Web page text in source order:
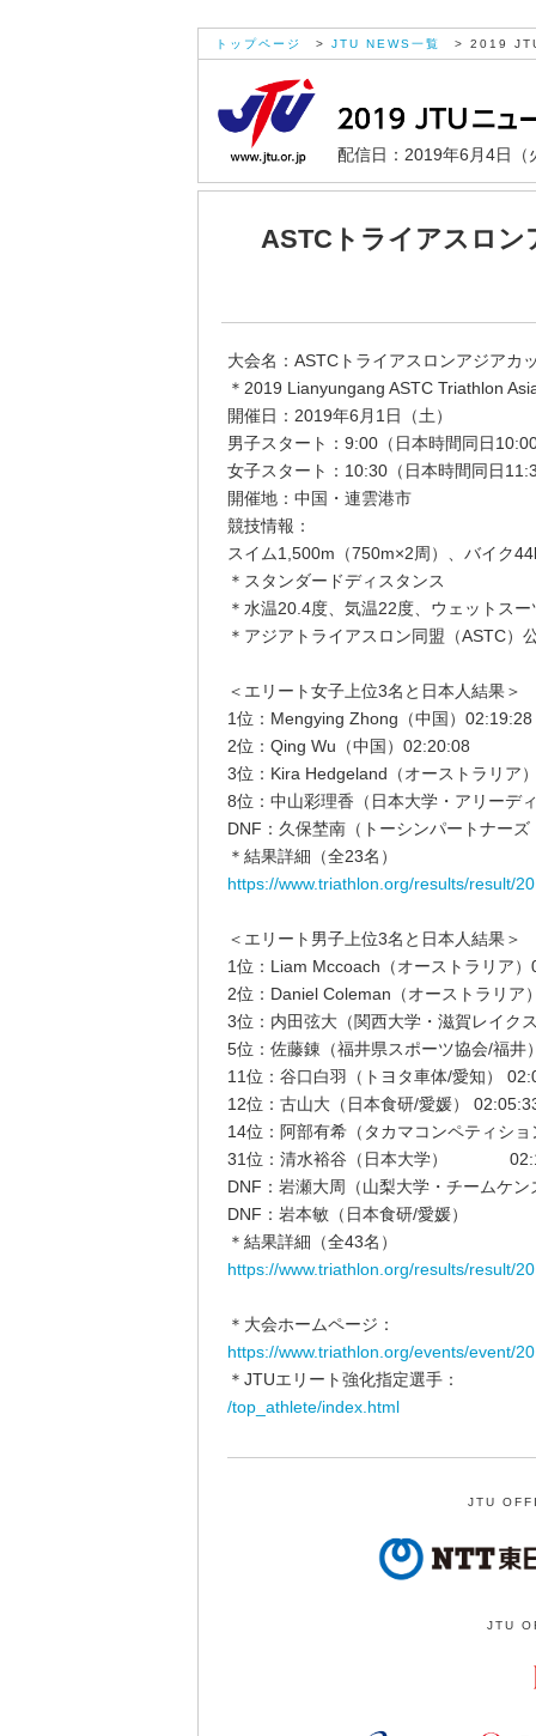
トップページ > JTU NEWS一覧 > 2019
配信日：2019年6月4日（
ASTCトライアスロン
大会名：ASTCトライアスロンアジアカ
＊2019 Lianyungang ASTC Triathlon
開催日：2019年6月1日（土）
男子スタート：9:00（日本時間同日
女子スタート：10:30（日本時間同日
開催地：中国・連雲港市
競技情報：
スイム1,500m（750m×2周）、バイク
＊スタンダードディスタンス
＊水温20.4度、気温22度、ウェットス
＊アジアトライアスロン同盟（ASTC）
＜エリート女子上位3名と日本人結果＞
1位：Mengying Zhong（中国）02:19:28
2位：Qing Wu（中国）02:20:08
3位：Kira Hedgeland（オーストラリア
8位：中山彩理香（日本大学・アリーデ
DNF：久保埜南（トーシンパートナー
＊結果詳細（全23名）
https://www.triathlon.org/results/result/
＜エリート男子上位3名と日本人結果＞
1位：Liam Mccoach（オーストラリア
2位：Daniel Coleman（オーストラリア
3位：内田弦大（関西大学・滋賀レイク
5位：佐藤錬（福井県スポーツ協会/福井
11位：谷口白羽（トヨタ車体/愛知）
12位：古山大（日本食研/愛媛）
14位：阿部有希（タカマコンペティシ
31位：清水裕谷（日本大学）
DNF：岩瀬大周（山梨大学・チームケン
DNF：岩本敏（日本食研/愛媛）
＊結果詳細（全43名）
https://www.triathlon.org/results/result/
＊大会ホームページ：
https://www.triathlon.org/events/event/
＊JTUエリート強化指定選手：
/top_athlete/index.html
JTU
JTU